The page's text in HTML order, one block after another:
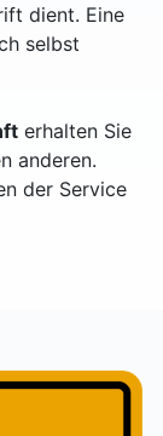
dient. Eine
selbst
erhalten Sie
anderen.
der Service